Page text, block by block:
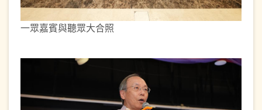
一眾嘉賓與聽眾大合照